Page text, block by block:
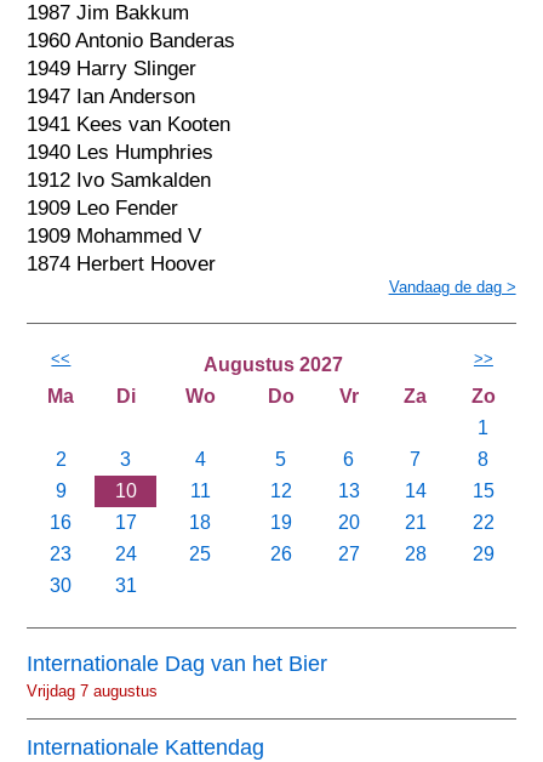
1987 Jim Bakkum
1960 Antonio Banderas
1949 Harry Slinger
1947 Ian Anderson
1941 Kees van Kooten
1940 Les Humphries
1912 Ivo Samkalden
1909 Leo Fender
1909 Mohammed V
1874 Herbert Hoover
Vandaag de dag >
<< Augustus 2027 >>
Ma Di Wo Do Vr Za
Zo
1
2
3 4 5 6 7
8
9
10 11 12 13 14
15
16
17 18 19 20 21
22
23
24 25 26 27 28
29
30
31
Internationale Dag van het Bier
Vrijdag 7 augustus
Internationale Kattendag